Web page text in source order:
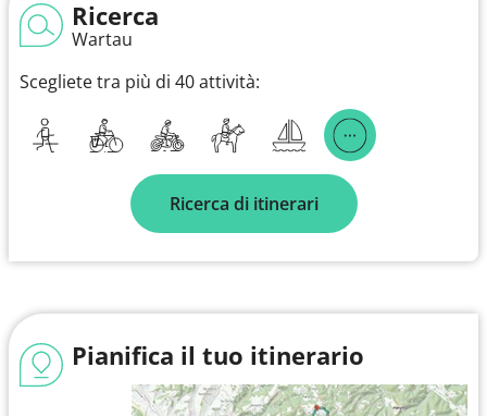
Ricerca
Wartau
Scegliete tra più di 40 attività:
Ricerca di itinerari
Pianifica il tuo itinerario